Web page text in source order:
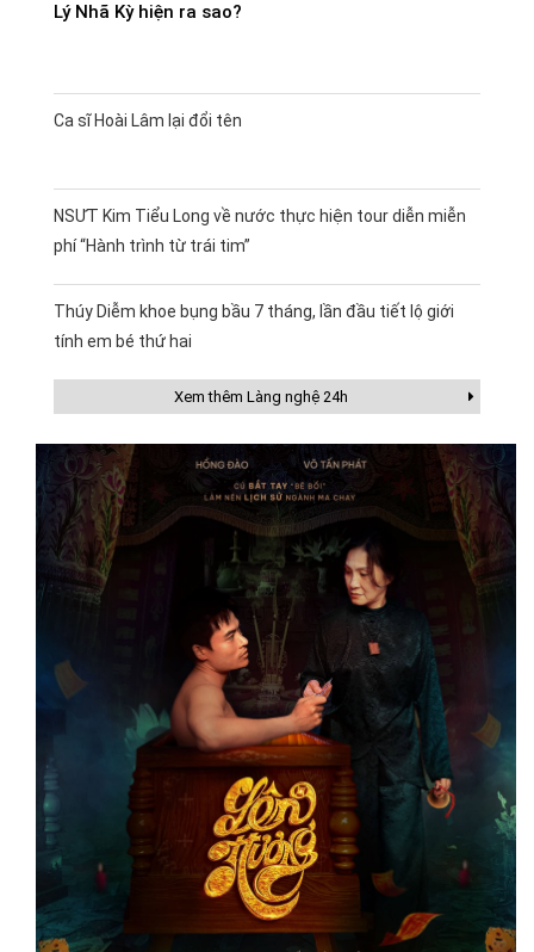
Lý Nhã Kỳ hiện ra sao?
Ca sĩ Hoài Lâm lại đổi tên
NSƯT Kim Tiểu Long về nước thực hiện tour diễn miễn
phí “Hành trình từ trái tim”
Thúy Diễm khoe bụng bầu 7 tháng, lần đầu tiết lộ giới
tính em bé thứ hai
Xem thêm Làng nghệ 24h